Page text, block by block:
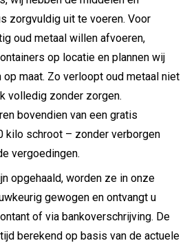
zorgvuldig uit te voeren. Voor
oud metaal willen afvoeren,
op locatie en plannen wij
maat. Zo verloopt oud metaal niet
volledig zonder zorgen.
bovendien van een gratis
kilo schroot – zonder verborgen
vergoedingen.
opgehaald, worden ze in onze
gewogen en ontvangt u
of via bankoverschrijving. De
berekend op basis van de actuele